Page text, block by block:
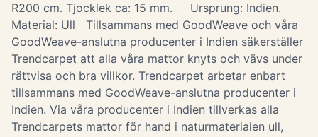
R200 cm. Tjocklek ca: 15 mm. Ursprung: Indien.
Material: Ull Tillsammans med GoodWeave och våra
GoodWeave-anslutna producenter i Indien säkerställer
Trendcarpet att alla våra mattor knyts och vävs under
rättvisa och bra villkor. Trendcarpet arbetar enbart
tillsammans med GoodWeave-anslutna producenter i
Indien. Via våra producenter i Indien tillverkas alla
Trendcarpets mattor för hand i naturmaterialen ull,